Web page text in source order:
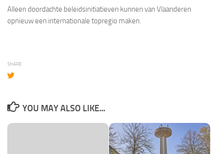
Alleen doordachte beleidsinitiatieven kunnen van Vlaanderen
opnieuw een internationale topregio maken.
SHARE
YOU MAY ALSO LIKE...